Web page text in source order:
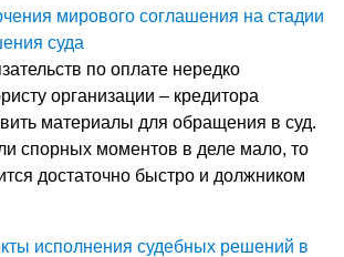
мирового соглашения на стадии
суда
по оплате нередко
организации – кредитора
материалы для обращения в суд.
спорных моментов в деле мало, то
достаточно быстро и должником
исполнения судебных решений в